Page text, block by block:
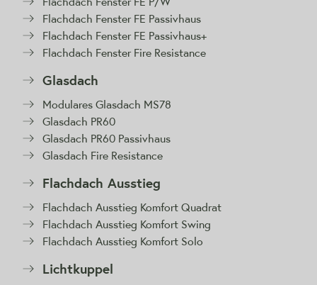
Flachdach Fenster FE Passivhaus
Flachdach Fenster FE Passivhaus+
Flachdach Fenster Fire Resistance
Glasdach
Modulares Glasdach MS78
Glasdach PR60
Glasdach PR60 Passivhaus
Glasdach Fire Resistance
Flachdach Ausstieg
Flachdach Ausstieg Komfort Quadrat
Flachdach Ausstieg Komfort Swing
Flachdach Ausstieg Komfort Solo
Lichtkuppel